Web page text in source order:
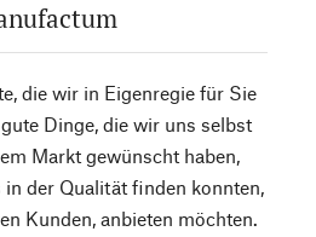
die wir in Eigenregie für Sie
Dinge, die wir uns selbst
Markt gewünscht haben,
der Qualität finden konnten,
Kunden, anbieten möchten.